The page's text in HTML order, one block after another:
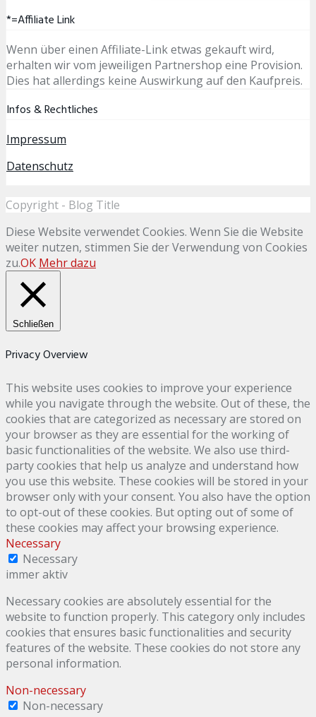
*=Affiliate Link
Wenn über einen Affiliate-Link etwas gekauft wird,
erhalten wir vom jeweiligen Partnershop eine Provision.
Dies hat allerdings keine Auswirkung auf den Kaufpreis.
Infos & Rechtliches
Impressum
Datenschutz
Copyright - Blog Title
Diese Website verwendet Cookies. Wenn Sie die Website
weiter nutzen, stimmen Sie der Verwendung von Cookies
zu.OK Mehr dazu
Schließen
Privacy Overview
This website uses cookies to improve your experience
while you navigate through the website. Out of these, the
cookies that are categorized as necessary are stored on
your browser as they are essential for the working of
basic functionalities of the website. We also use third-
party cookies that help us analyze and understand how
you use this website. These cookies will be stored in your
browser only with your consent. You also have the option
to opt-out of these cookies. But opting out of some of
these cookies may affect your browsing experience.
Necessary
Necessary
immer aktiv
Necessary cookies are absolutely essential for the
website to function properly. This category only includes
cookies that ensures basic functionalities and security
features of the website. These cookies do not store any
personal information.
Non-necessary
Non-necessary